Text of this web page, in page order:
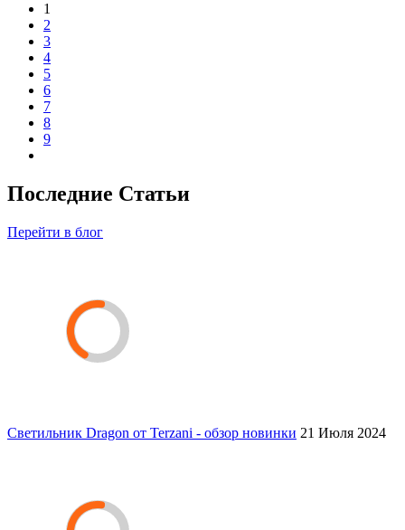
1
2
3
4
5
6
7
8
9
Последние Статьи
Перейти в блог
Светильник Dragon от Terzani - обзор новинки 21 Июля 2024